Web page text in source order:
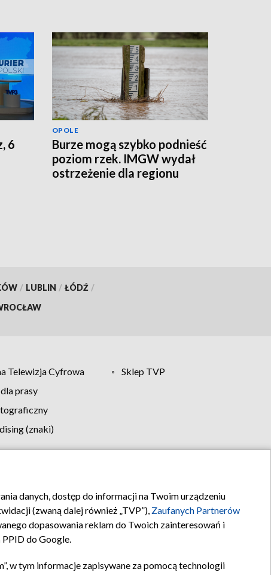
6
OPOLE
Burze mogą szybko podnieść
poziom rzek. IMGW wydał
ostrzeżenie dla regionu
/ LUBLIN / ŁÓDŹ /
Telewizja Cyfrowa
Sklep TVP
prasy
(znaki)
Kontakt
danych, dostęp do informacji na Twoim urządzeniu
(zwaną dalej również „TVP”), Zaufanych Partnerów
dopasowania reklam do Twoich zainteresowań i
do Google.
w tym informacje zapisywane za pomocą technologii